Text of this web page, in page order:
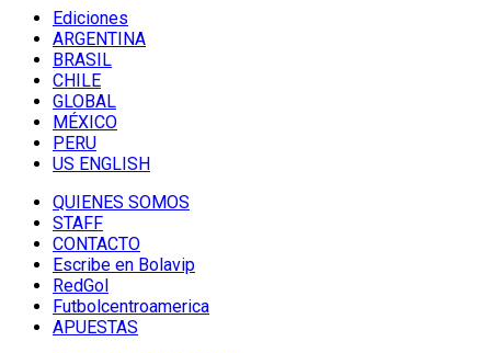
Ediciones
ARGENTINA
BRASIL
CHILE
GLOBAL
MÉXICO
PERU
US ENGLISH
QUIENES SOMOS
STAFF
CONTACTO
Escribe en Bolavip
RedGol
Futbolcentroamerica
APUESTAS